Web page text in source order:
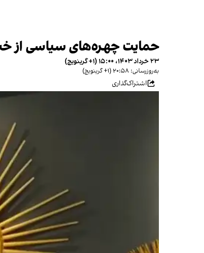
حمایت چهره‌های سیاسی از
۲۳ خرداد ۱۴۰۳، ۱۵:۰۰ (‎+۱ گرینویچ)
به‌روزرسانی: ۲۰:۵۸ (‎+۱ گرینویچ)
اشتراک‌گذاری